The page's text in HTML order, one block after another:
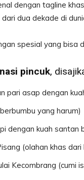
dengan tagline
dari dua dekade di
spesial yang bisa
pincuk,
pari asap dengan
yang harum)
dengan kuah santan
(olahan khas dari
Kecombrang (cumi